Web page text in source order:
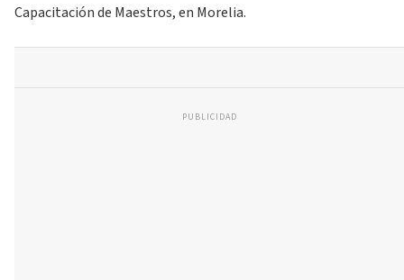
Capacitación de Maestros, en Morelia.
PUBLICIDAD